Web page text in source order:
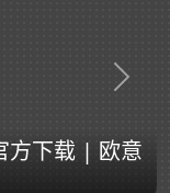
意
欧易App
下一